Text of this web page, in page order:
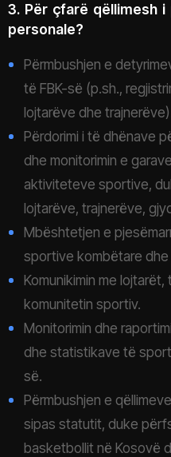
3. Për çfarë qëllimesh
personale?
Përmbushjen e
të FBK-së (p.sh.,
lojtarëve dhe
Përdorimi i të dhënave
dhe monitorimin e
aktiviteteve sportive,
lojtarëve, trajnerëve,
Mbështetjen e
sportive kombëtare
Komunikimin me
komunitetin sportiv.
Monitorimin dhe
dhe statistikave të
së.
Përmbushjen e
sipas statutit, duke
basketbollit në Kosovë